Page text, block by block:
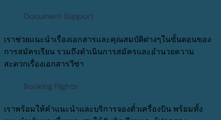
Document Support
เราช่วยแนะนำเรื่องเอกสารและคุณสมบัติต่างๆในขั้นตอนของ
การสมัครเรียน รวมถึงดำเนินการสมัครและอำนวยความ
สะดวกเรื่องเอกสารวีซ่า
Booking Flights
เราพร้อมให้คำแนะนำและบริการจองตั๋วเครื่องบิน พร้อมทั้ง